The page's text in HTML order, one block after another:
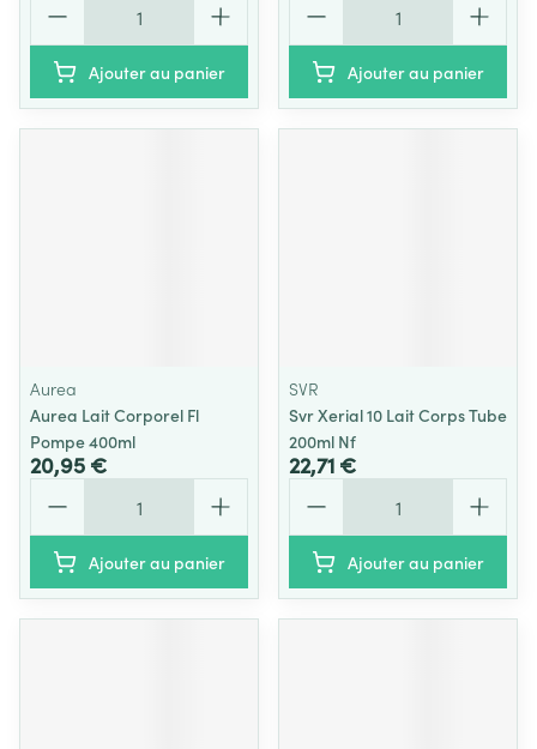
Ajouter au panier Ajouter au panier
Aurea
Aurea Lait Corporel Fl
Pompe 400ml
20,95 €
Ajouter au panier
SVR
Svr Xerial 10 Lait Corps Tube
200ml Nf
22,71 €
Ajouter au panier